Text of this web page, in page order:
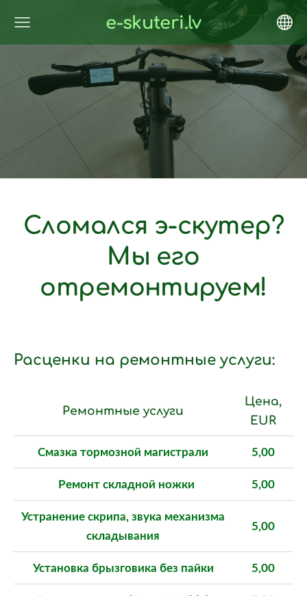
e-skuteri.lv
Сломался э-скутер?
Мы его
отремонтируем!
Расценки на ремонтные услуги:
Ремонтные услуги
Цена,
EUR
Смазка тормозной магистрали 5,00
Ремонт складной ножки 5,00
Устранение скрипа, звука механизма
складывания
5,00
Установка брызговика без пайки 5,00